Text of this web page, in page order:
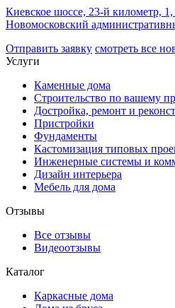
Киевское шоссе, 23-й километр,
Новомосковский
Отправить заявку смотреть все
Услуги
Каменные дома
Строительство по вашему
Достройка, ремонт и
Пристройки
Фундаменты
Кастомизация типовых
Инженерные системы и
Дизайн интерьера
Мебель для дома
Отзывы
Все отзывы
Видеоотзывы
Каталог
Каркасные дома